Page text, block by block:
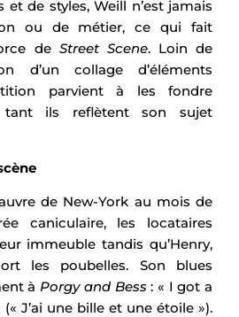
et de styles, Weill n’est jamais
ou de métier, ce qui fait
de Street Scene. Loin de
d’un collage d’éléments
parvient à les fondre
tant ils reflètent son sujet
de New-York au mois de
caniculaire, les locataires
immeuble tandis qu’Henry,
les poubelles. Son blues
àPorgy and Bess : « I got a
J’ai une bille et une étoile »).